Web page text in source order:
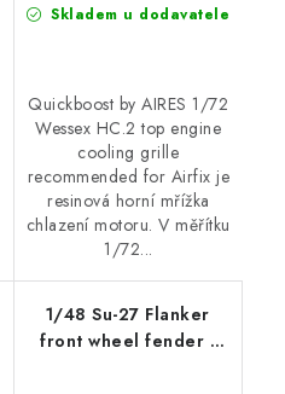
Skladem u dodavatele
Quickboost by AIRES 1/72
Wessex HC.2 top engine
cooling grille
recommended for Airfix je
resinová horní mřížka
chlazení motoru. V měřítku
1/72...
1/48 Su-27 Flanker
front wheel fender -